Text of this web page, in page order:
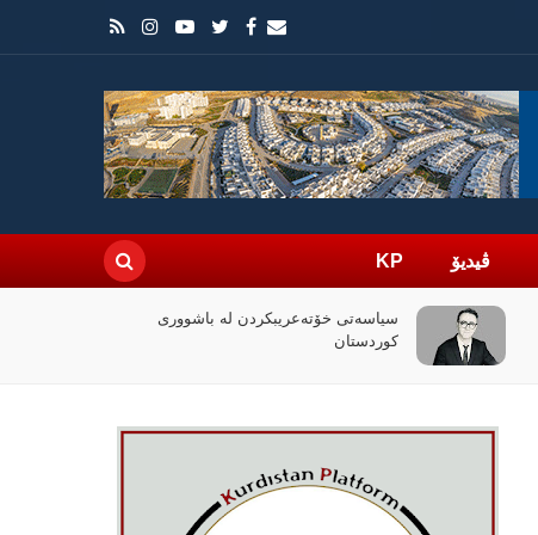
ڤیدیۆ KP
چۆن فیلمی (ئۆدیسە)ی کریستۆفەر نۆلان
بووبە ڕووداوێکی جیهانی؟